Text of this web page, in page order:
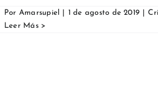
Por Amarsupiel 1 de agosto de 2019